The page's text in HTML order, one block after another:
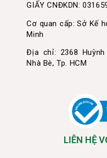
GIẤY CNĐKDN:
Cơ quan cấp: Sở Kế
Minh
Địa chỉ: 2368
Nhà Bè, Tp. HCM
LIÊN HỆ